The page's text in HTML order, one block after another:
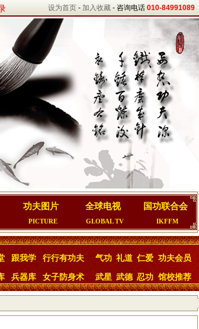
设为首页 - 加入收藏 - 咨询电话 010-84991089
功夫图片
PICTURE
全球电视
GLOBAL TV
国功联合会
IKFFM
跟我学 行行有功夫 气功 礼道 仁爱 功夫会员
兵器库 女子防身术 武星 武德 忍功 馆校推荐